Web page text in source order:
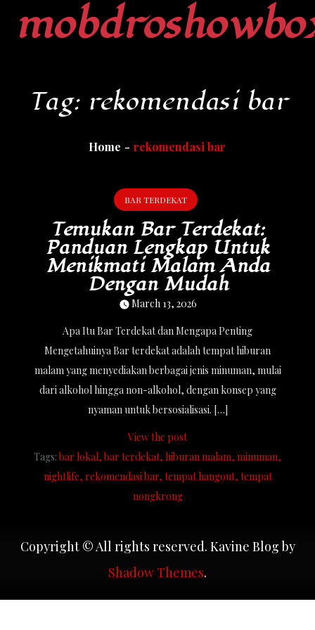
Tag: rekomendasi bar
Home rekomendasi bar
BAR TERDEKAT
Temukan Bar Terdekat:
Panduan Lengkap Untuk
Menikmati Malam Anda
Dengan Mudah
March 13, 2026
Apa Itu Bar Terdekat dan Mengapa Penting
Mengetahuinya Bar terdekat adalah tempat hiburan
malam yang menyediakan berbagai jenis minuman, mulai
dari alkohol hingga non-alkohol, dengan konsep yang
nyaman untuk bersosialisasi. […]
View the post
Tags: bar lokal bar terdekat hiburan malam minuman
nightlife rekomendasi bar tempat hangout tempat
nongkrong
Copyright © All rights reserved. Kavine Blog by
Shadow Themes.